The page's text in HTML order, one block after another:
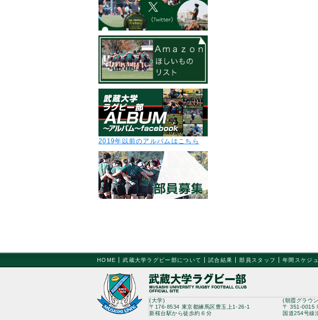
2019年以前のアルバムはこちら
HOME 武蔵大学ラグビー部について 試合結果 部員スタッフ 年間スケジ
(大学)
〒176-8534 東京都練馬区豊玉上1-26-1
新桜台駅から徒歩約６分
(朝霞グラウ
〒 351-0015
国道254号線